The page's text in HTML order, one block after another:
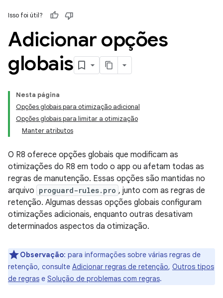
Isso foi útil?
Adicionar opções
globais
Nesta página
Opções globais para otimização adicional
Opções globais para limitar a otimização
Manter atributos
O R8 oferece opções globais que modificam as
otimizações do R8 em todo o app ou afetam todas as
regras de manutenção. Essas opções são mantidas no
arquivo proguard-rules.pro , junto com as regras de
retenção. Algumas dessas opções globais configuram
otimizações adicionais, enquanto outras desativam
determinados aspectos da otimização.
Observação: para informações sobre várias regras de
retenção, consulte Adicionar regras de retenção, Outros tipos
de regras e Solução de problemas com regras.